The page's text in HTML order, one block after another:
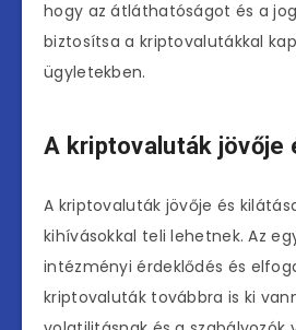
hogy az átláthatóságot és a
biztosítsa a kriptovalutákkal
ügyletekben.
A kriptovaluták jövője
A kriptovaluták jövője és
kihívásokkal teli lehetnek. Az
intézményi érdeklődés és
kriptovaluták továbbra is ki